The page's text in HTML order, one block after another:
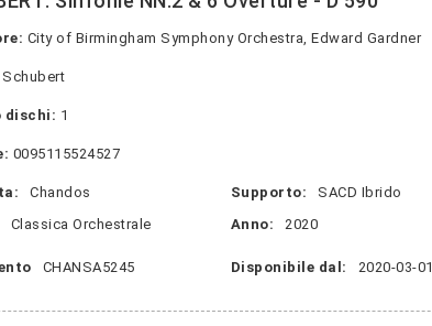
City of Birmingham Symphony Orchestra, Edward Gardner
Schubert
dischi: 1
0095115524527
Chandos Supporto:
SACD Ibrido
Classica Orchestrale Anno: 2020
CHANSA5245 Disponibile dal: 2020-03-01